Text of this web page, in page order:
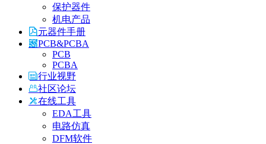
保护器件
机电产品
元器件手册
PCB&PCBA
PCB
PCBA
行业视野
社区论坛
在线工具
EDA工具
电路仿真
DFM软件